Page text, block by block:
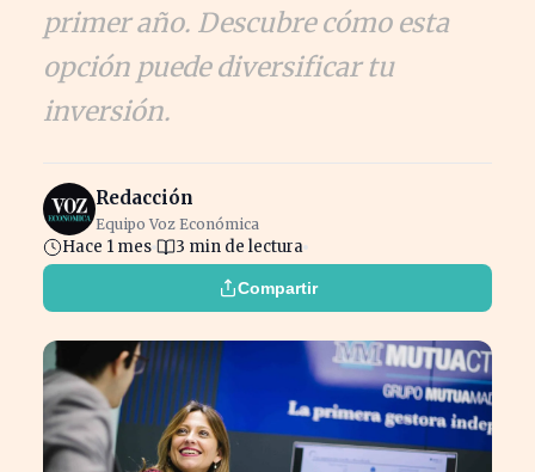
primer año. Descubre cómo esta
opción puede diversificar tu
inversión.
Redacción
Equipo Voz Económica
Hace 1 mes 3 min de lectura
Compartir